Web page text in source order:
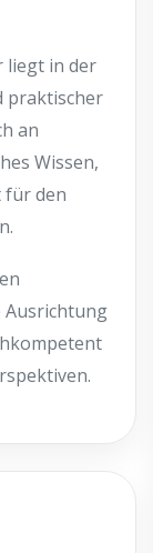
liegt in der
praktischer
an
Wissen,
für den
Ausrichtung